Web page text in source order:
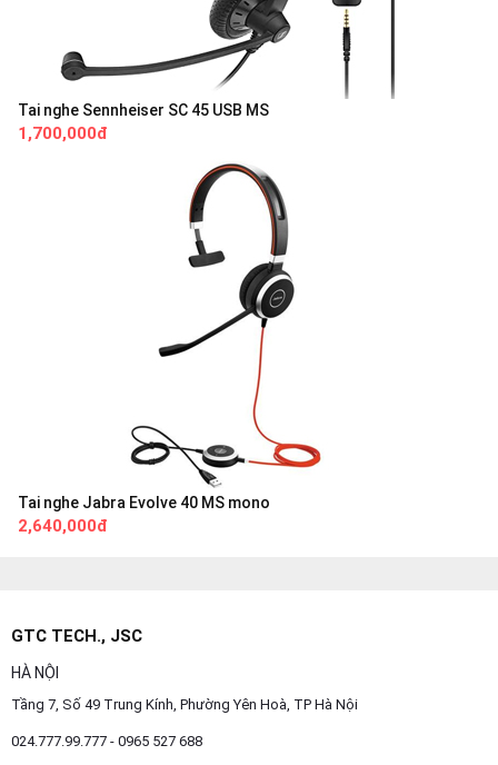
Tai nghe Sennheiser SC 45 USB MS
1,700,000đ
Tai nghe Jabra Evolve 40 MS mono
2,640,000đ
GTC TECH., JSC
HÀ NỘI
Tầng 7, Số 49 Trung Kính, Phường Yên Hoà, TP Hà Nội
024.777.99.777 - 0965 527 688